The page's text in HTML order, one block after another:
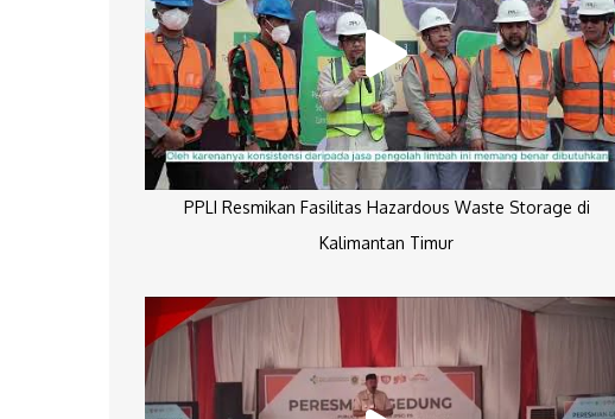
PPLI Resmikan Fasilitas Hazardous Waste Storage di
Kalimantan Timur